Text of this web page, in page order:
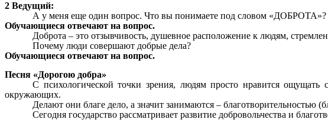
2 Ведущий:
А у меня еще один вопрос. Что вы понимаете под словом «ДОБРОТА»?
Обучающиеся отвечают на вопрос.
Доброта – это отзывчивость, душевное расположение к людям,
Почему люди совершают добрые дела?
Обучающиеся отвечают на вопрос.
Песня «Дорогою добра»
С психологической точки зрения, людям просто нравится ощущать
окружающих.
Делают они благе дело, а значит занимаются – благотворительностью
Сегодня государство рассматривает развитие добровольчества и